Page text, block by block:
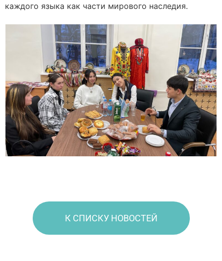
каждого языка как части мирового наследия.
К СПИСКУ НОВОСТЕЙ